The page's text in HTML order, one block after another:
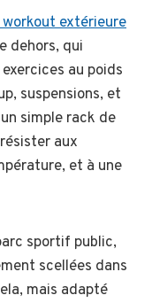
extérieure
dehors, qui
au poids
suspensions, et
simple rack de
aux
et à une
sportif public,
scellées dans
mais adapté